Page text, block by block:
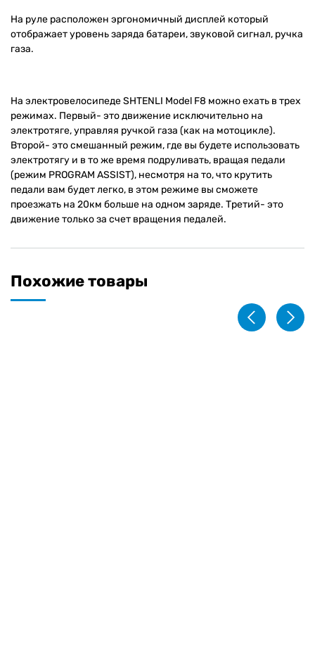
На руле расположен эргономичный дисплей который
отображает уровень заряда батареи, звуковой сигнал, ручка
газа.
На электровелосипеде SHTENLI Model F8 можно ехать в трех
режимах. Первый- это движение исключительно на
электротяге, управляя ручкой газа (как на мотоцикле).
Второй- это смешанный режим, где вы будете использовать
электротягу и в то же время подруливать, вращая педали
(режим PROGRAM ASSIST), несмотря на то, что крутить
педали вам будет легко, в этом режиме вы сможете
проезжать на 20км больше на одном заряде. Третий- это
движение только за счет вращения педалей.
Похожие товары